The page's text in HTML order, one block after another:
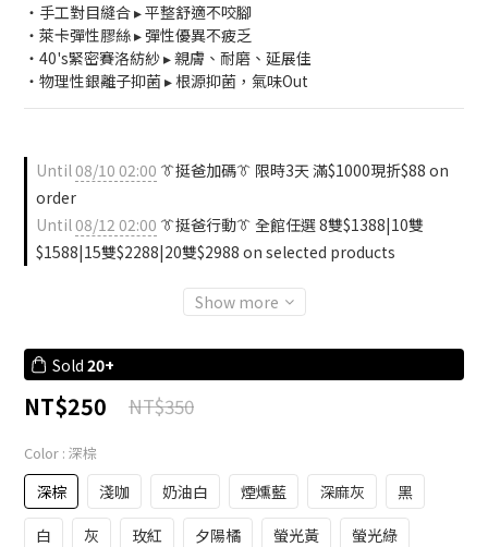
・手工對目縫合 ▸ 平整舒適不咬腳
・萊卡彈性膠絲 ▸ 彈性優異不疲乏
・40's緊密賽洛紡紗 ▸ 親膚、耐磨、延展佳
・物理性銀離子抑菌 ▸ 根源抑菌，氣味Out
Until08/10 02:00 👔挺爸加碼👔 限時3天 滿$1000現折$88 on
order
Until08/12 02:00 👔挺爸行動👔 全館任選 8雙$1388|10雙
$1588|15雙$2288|20雙$2988 on selected products
Show more
Sold 20+
NT$250 NT$350
Color : 深棕
深棕 淺咖 奶油白 煙燻藍 深麻灰
黑
白
灰 玫紅 夕陽橘 螢光黃
螢光綠